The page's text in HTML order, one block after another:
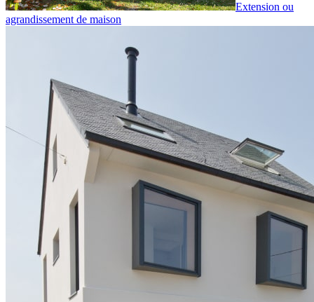
Extension ou
agrandissement de maison